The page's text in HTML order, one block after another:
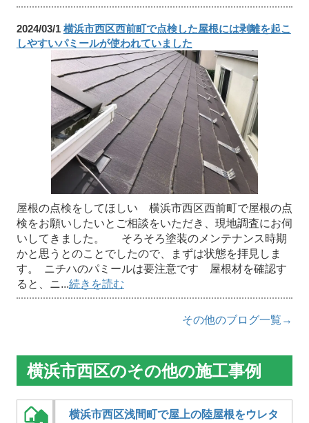
2024/03/1 横浜市西区西前町で点検した屋根には剥離を起こ
しやすいパミールが使われていました
屋根の点検をしてほしい 横浜市西区西前町で屋根の点
検をお願いしたいとご相談をいただき、現地調査にお伺
いしてきました。 そろそろ塗装のメンテナンス時期
かと思うとのことでしたので、まずは状態を拝見しま
す。 ニチハのパミールは要注意です 屋根材を確認す
ると、ニ...続きを読む
その他のブログ一覧→
横浜市西区のその他の施工事例
横浜市西区浅間町で屋上の陸屋根をウレタ